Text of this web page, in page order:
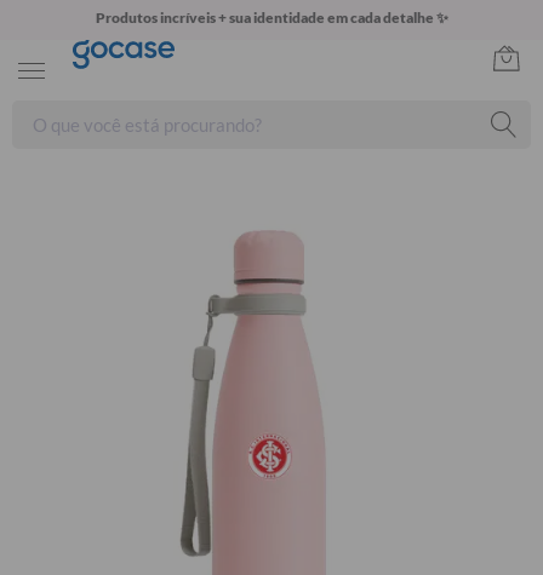
Produtos incríveis + sua identidade em cada detalhe ✨